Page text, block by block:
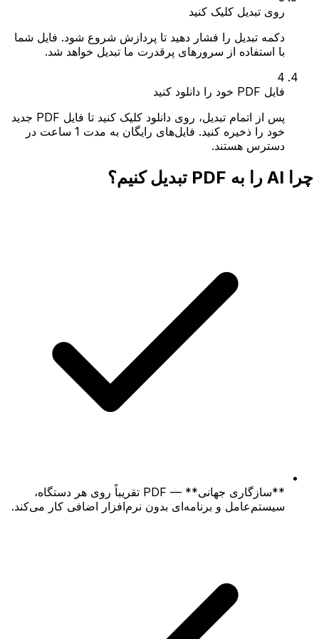
روی تبدیل کلیک کنید
دکمه تبدیل را فشار دهید تا پردازش شروع شود. فایل شما
با استفاده از سرورهای پرقدرت ما تبدیل خواهد شد.
4
فایل PDF خود را دانلود کنید
پس از اتمام تبدیل، روی دانلود کلیک کنید تا فایل PDF جدید
خود را ذخیره کنید. فایل‌های رایگان به مدت 1 ساعت در
دسترس هستند.
چرا AI را به PDF تبدیل کنیم؟
**سازگاری جهانی** — PDF تقریباً روی هر دستگاه،
سیستم‌عامل و برنامه‌ای بدون نرم‌افزار اضافی کار می‌کند.